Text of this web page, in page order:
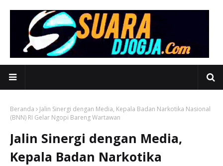
Beranda
Jalin Sinergi dengan Media, Kepala Badan Narkotika Nasional
(BNN) RI Gelar Ngopi Bareng Wartawan
Jalin Sinergi dengan Media,
Kepala Badan Narkotika